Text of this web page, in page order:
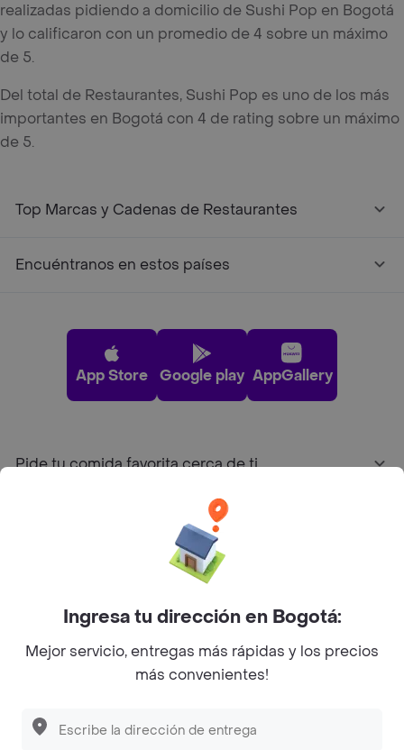
realizadas pidiendo a domicilio de Sushi Pop en Bogotá
y lo calificaron con un promedio de 4 sobre un máximo
de 5.
Del total de Restaurantes, Sushi Pop es uno de los más
importantes en Bogotá con 4 de rating sobre un máximo
de 5.
Top Marcas y Cadenas de Restaurantes
Encuéntranos en estos países
App Store Google play AppGallery
Pide tu comida favorita cerca de ti
Sobre Rappi
Facebook
Twitter
Instagram
©2026Rappi Inc. All rights reserved.
Ingresa tu dirección en Bogotá:
Mejor servicio, entregas más rápidas y los precios
más convenientes!